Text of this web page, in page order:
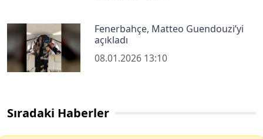
Fenerbahçe, Matteo Guendouzi’yi
açıkladı
08.01.2026 13:10
Sıradaki Haberler